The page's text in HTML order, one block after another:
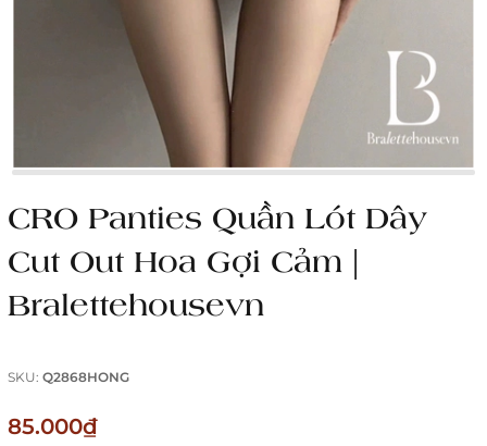
CRO Panties Quần Lót Dây
Cut Out Hoa Gợi Cảm |
Bralettehousevn
SKU: Q2868HONG
85.000₫